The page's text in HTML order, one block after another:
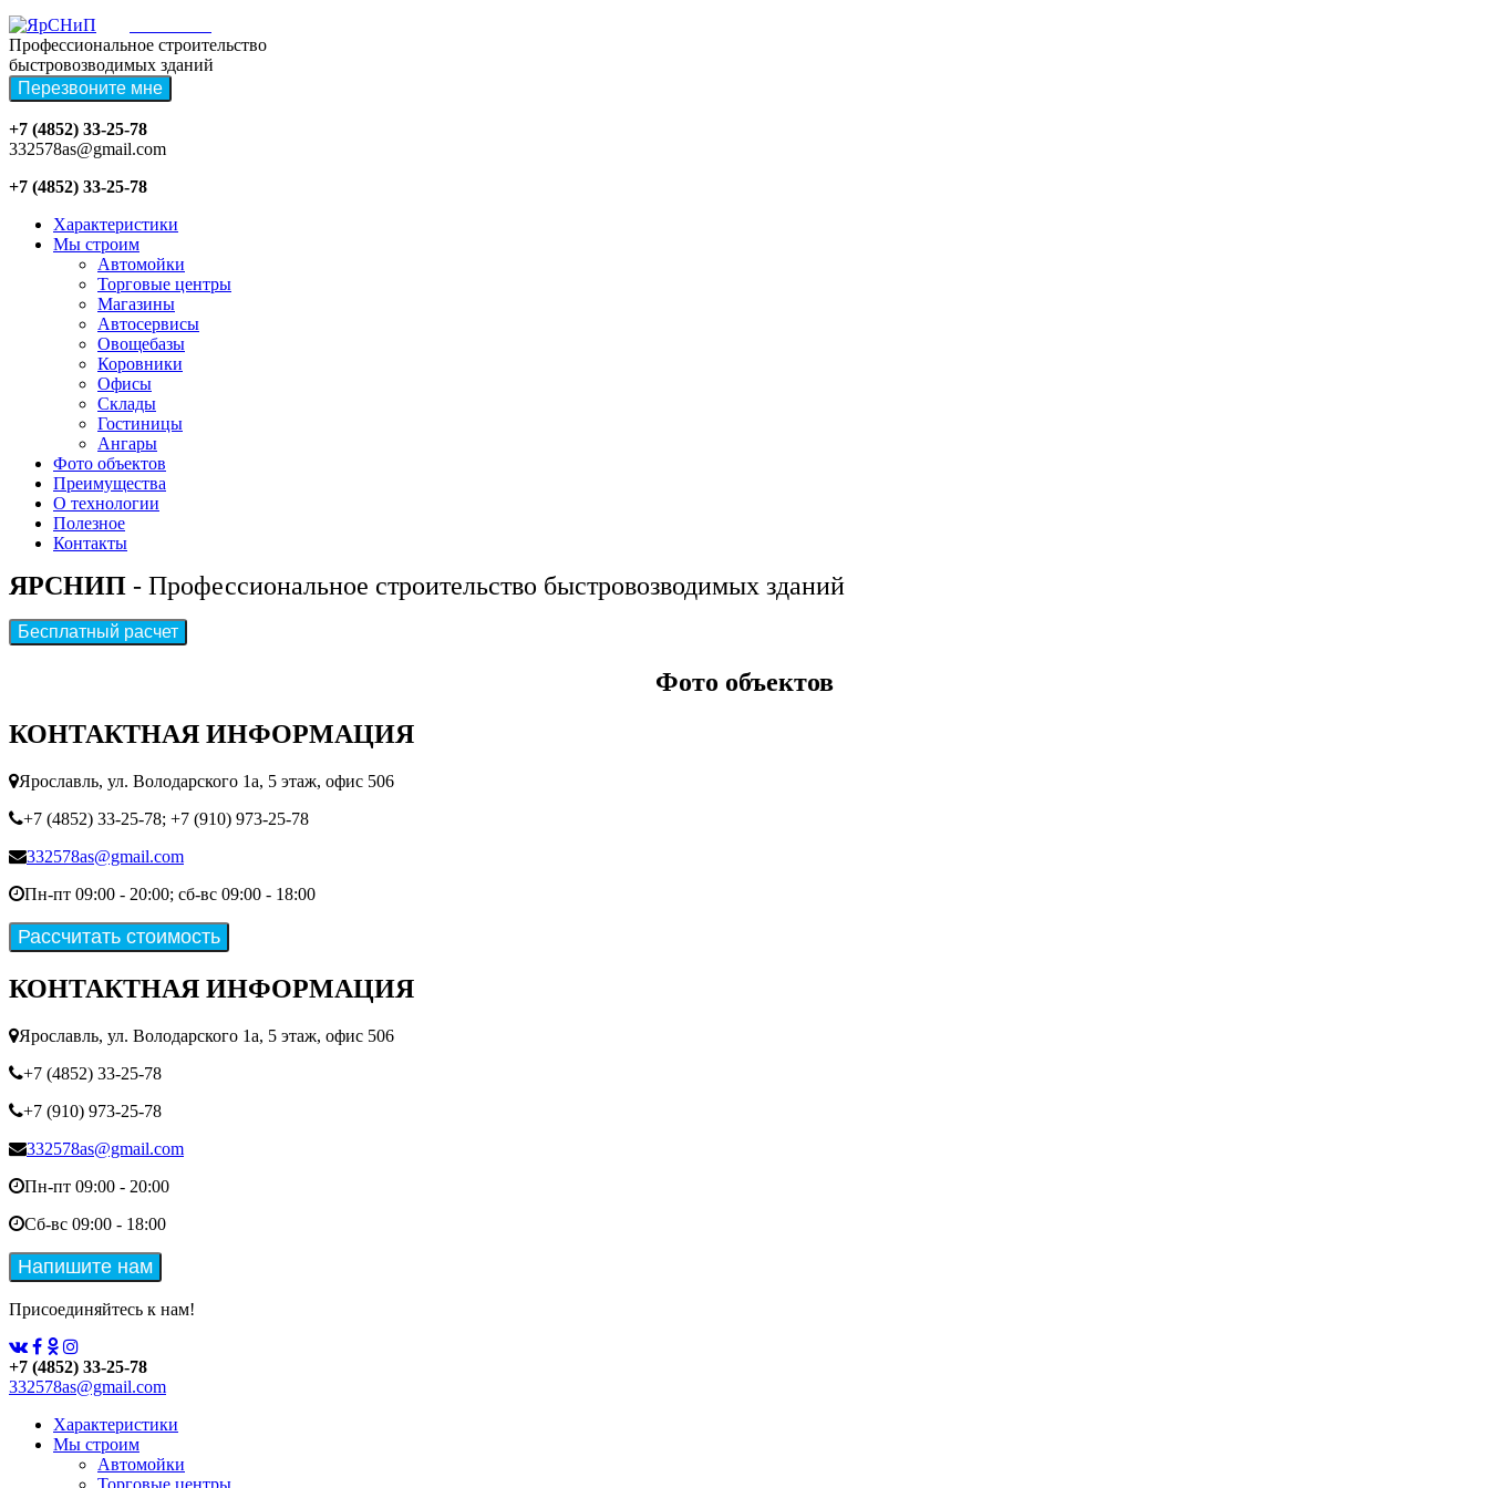
Профессиональное строительство
быстровозводимых зданий
+7 (4852) 33-25-78
332578as@gmail.com
+7 (4852) 33-25-78
Характеристики
Мы строим
Автомойки
Торговые центры
Магазины
Автосервисы
Овощебазы
Коровники
Офисы
Склады
Гостиницы
Ангары
Фото объектов
Преимущества
О технологии
Полезное
Контакты
ЯРСНИП - Профессиональное строительство быстровозводимых зданий
Фото объектов
КОНТАКТНАЯ ИНФОРМАЦИЯ
Ярославль, ул. Володарского 1а, 5 этаж, офис 506
+7 (4852) 33-25-78; +7 (910) 973-25-78
332578as@gmail.com
Пн-пт 09:00 - 20:00; сб-вс 09:00 - 18:00
КОНТАКТНАЯ ИНФОРМАЦИЯ
Ярославль, ул. Володарского 1а, 5 этаж, офис 506
+7 (4852) 33-25-78
+7 (910) 973-25-78
332578as@gmail.com
Пн-пт 09:00 - 20:00
Сб-вс 09:00 - 18:00
Присоединяйтесь к нам!
+7 (4852) 33-25-78
332578as@gmail.com
Характеристики
Мы строим
Автомойки
Торговые центры